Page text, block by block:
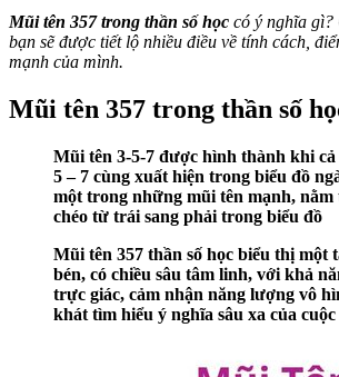
Mũi tên 357 trong thần số học có ý nghĩa gì?
bạn sẽ được tiết lộ nhiều điều về tính cách,
mạnh của mình.
Mũi tên 357 trong thần số
Mũi tên 3-5-7 được hình thành khi cả
5 – 7 cùng xuất hiện trong biểu đồ
một trong những mũi tên mạnh, nằm
chéo từ trái sang phải trong biểu đồ
Mũi tên 357 thần số học biểu thị một
bén, có chiều sâu tâm linh, với khả
trực giác, cảm nhận năng lượng vô
khát tìm hiểu ý nghĩa sâu xa của cuộc